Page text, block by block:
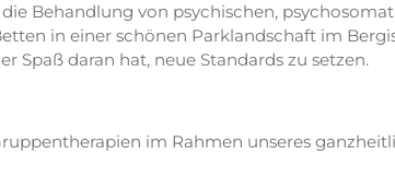
Behandlung von psychischen,
in einer schönen Parklandschaft im
Spaß daran hat, neue Standards zu setzen.
im Rahmen unseres